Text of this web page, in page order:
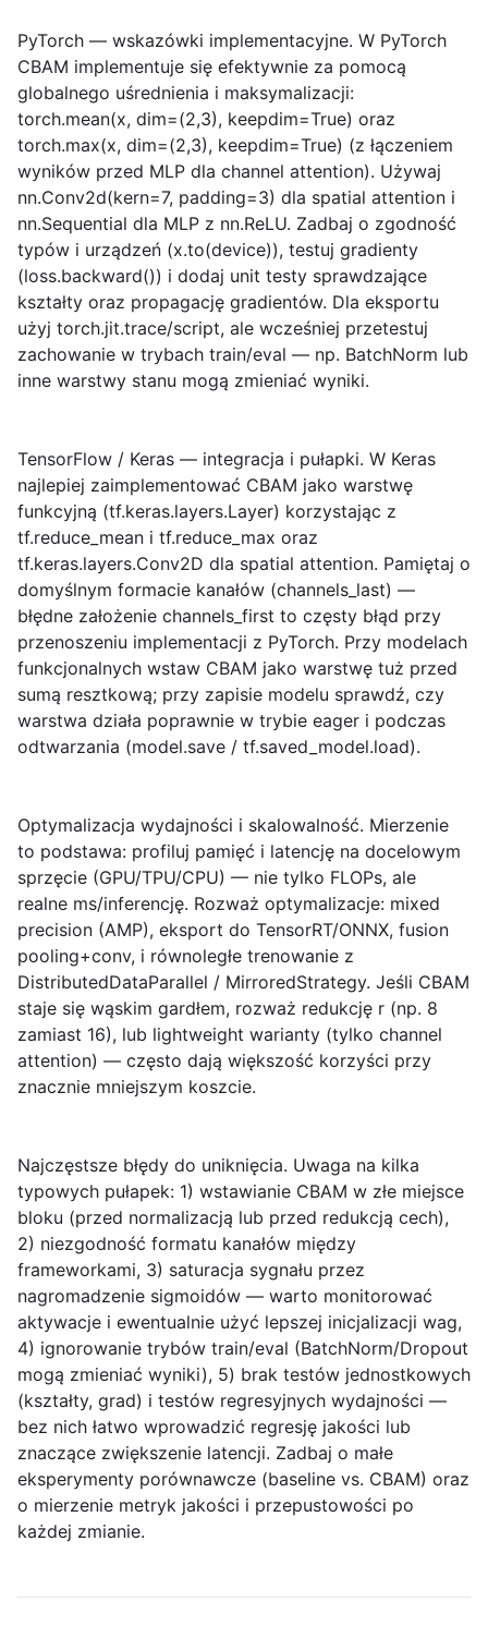
PyTorch — wskazówki implementacyjne. W PyTorch
CBAM implementuje się efektywnie za pomocą
globalnego uśrednienia i maksymalizacji:
torch.mean(x, dim=(2,3), keepdim=True) oraz
torch.max(x, dim=(2,3), keepdim=True) (z łączeniem
wyników przed MLP dla channel attention). Używaj
nn.Conv2d(kern=7, padding=3) dla spatial attention i
nn.Sequential dla MLP z nn.ReLU. Zadbaj o zgodność
typów i urządzeń (x.to(device)), testuj gradienty
(loss.backward()) i dodaj unit testy sprawdzające
kształty oraz propagację gradientów. Dla eksportu
użyj torch.jit.trace/script, ale wcześniej przetestuj
zachowanie w trybach train/eval — np. BatchNorm lub
inne warstwy stanu mogą zmieniać wyniki.
TensorFlow / Keras — integracja i pułapki. W Keras
najlepiej zaimplementować CBAM jako warstwę
funkcyjną (tf.keras.layers.Layer) korzystając z
tf.reduce_mean i tf.reduce_max oraz
tf.keras.layers.Conv2D dla spatial attention. Pamiętaj o
domyślnym formacie kanałów (channels_last) —
błędne założenie channels_first to częsty błąd przy
przenoszeniu implementacji z PyTorch. Przy modelach
funkcjonalnych wstaw CBAM jako warstwę tuż przed
sumą resztkową; przy zapisie modelu sprawdź, czy
warstwa działa poprawnie w trybie eager i podczas
odtwarzania (model.save / tf.saved_model.load).
Optymalizacja wydajności i skalowalność. Mierzenie
to podstawa: profiluj pamięć i latencję na docelowym
sprzęcie (GPU/TPU/CPU) — nie tylko FLOPs, ale
realne ms/inferencję. Rozważ optymalizacje: mixed
precision (AMP), eksport do TensorRT/ONNX, fusion
pooling+conv, i równoległe trenowanie z
DistributedDataParallel / MirroredStrategy. Jeśli CBAM
staje się wąskim gardłem, rozważ redukcję r (np. 8
zamiast 16), lub lightweight warianty (tylko channel
attention) — często dają większość korzyści przy
znacznie mniejszym koszcie.
Najczęstsze błędy do uniknięcia. Uwaga na kilka
typowych pułapek: 1) wstawianie CBAM w złe miejsce
bloku (przed normalizacją lub przed redukcją cech),
2) niezgodność formatu kanałów między
frameworkami, 3) saturacja sygnału przez
nagromadzenie sigmoidów — warto monitorować
aktywacje i ewentualnie użyć lepszej inicjalizacji wag,
4) ignorowanie trybów train/eval (BatchNorm/Dropout
mogą zmieniać wyniki), 5) brak testów jednostkowych
(kształty, grad) i testów regresyjnych wydajności —
bez nich łatwo wprowadzić regresję jakości lub
znaczące zwiększenie latencji. Zadbaj o małe
eksperymenty porównawcze (baseline vs. CBAM) oraz
o mierzenie metryk jakości i przepustowości po
każdej zmianie.